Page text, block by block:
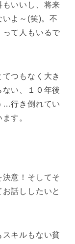
もいいし、将来
よ～(笑)。不
て人もいるで
つもなく大き
い、１０年後
…行き倒れてい
す。
意！そしてそ
話ししたいと
キルもない貧